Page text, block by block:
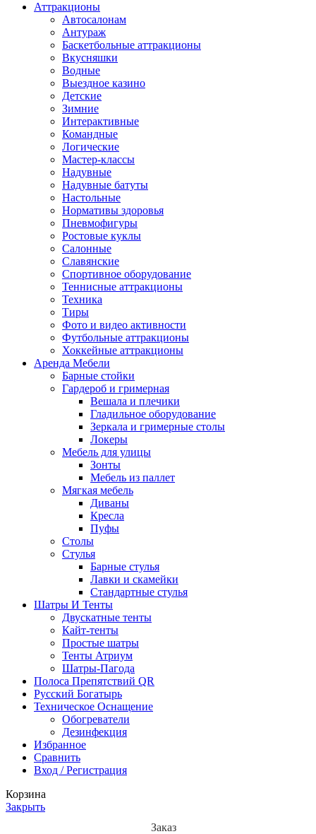
Аттракционы
Автосалонам
Антураж
Баскетбольные аттракционы
Вкусняшки
Водные
Выездное казино
Детские
Зимние
Интерактивные
Командные
Логические
Мастер-классы
Надувные
Надувные батуты
Настольные
Нормативы здоровья
Пневмофигуры
Ростовые куклы
Салонные
Славянские
Спортивное оборудование
Теннисные аттракционы
Техника
Тиры
Фото и видео активности
Футбольные аттракционы
Хоккейные аттракционы
Аренда Мебели
Барные стойки
Гардероб и гримерная
Вешала и плечики
Гладильное оборудование
Зеркала и гримерные столы
Локеры
Мебель для улицы
Зонты
Мебель из паллет
Мягкая мебель
Диваны
Кресла
Пуфы
Столы
Стулья
Барные стулья
Лавки и скамейки
Стандартные стулья
Шатры И Тенты
Двускатные тенты
Кайт-тенты
Простые шатры
Тенты Атриум
Шатры-Пагода
Полоса Препятствий QR
Русский Богатырь
Техническое Оснащение
Обогреватели
Дезинфекция
Избранное
Сравнить
Вход / Регистрация
Корзина
Закрыть
Заказ